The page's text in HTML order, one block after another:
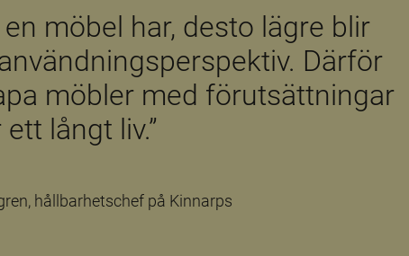
möbel har, desto lägre blir
Därför
möbler med förutsättningar
långt liv.”
hållbarhetschef på Kinnarps